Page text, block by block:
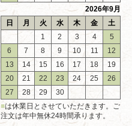
2026年9月
日
月 火 水 木 金
土
1
2 3 4
5
6
7 8 9 10 11
12
13
14 15 16 17 18
19
20
21 22 23 24 25
26
27
28 29
30
■は休業日とさせていただきます。ご
注文は年中無休24時間承ります。